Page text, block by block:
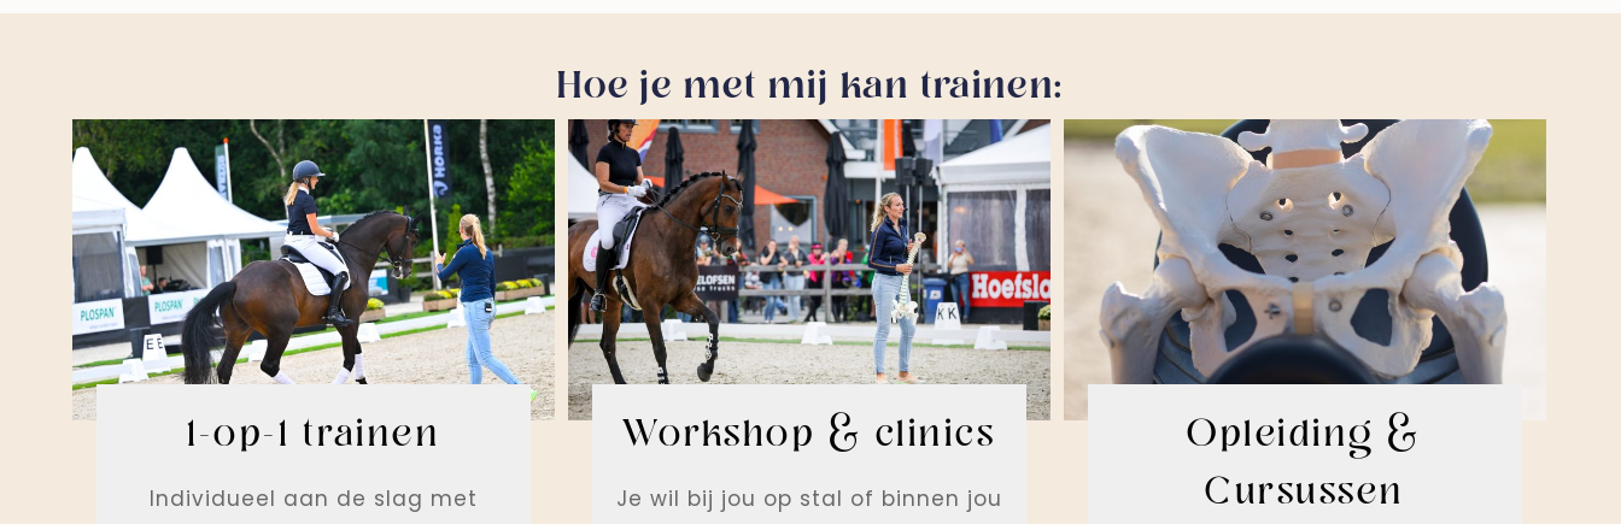
Hoe je met mij kan trainen:
1-op-1 trainen
Individueel aan de slag met
Workshop & clinics
Je wil bij jou op stal of binnen jou
Opleiding &
Cursussen